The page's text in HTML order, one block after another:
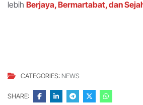
lebih Berjaya, Bermartabat, dan
CATEGORIES: NEWS
SHARE: